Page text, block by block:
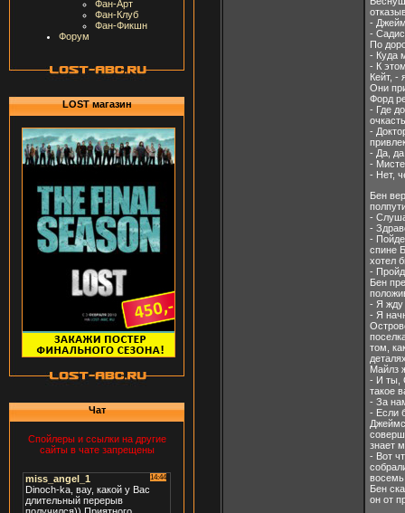
Фан-Арт
Фан-Клуб
Фан-Фикшн
Форум
LOST магазин
Чат
Спойлеры и ссылки на другие
сайты в чате запрещены
-
-
По
- Куда
- К
Кейт, -
Они
Форд
- Где
-
- Да,
-
- Нет,
Бен
-
-
-
спине
хотел
-
Бен
- Я жду
- Я
том,
Майлз
- И ты,
такое
- За
- Если
знает
- Вот
Бен
он от